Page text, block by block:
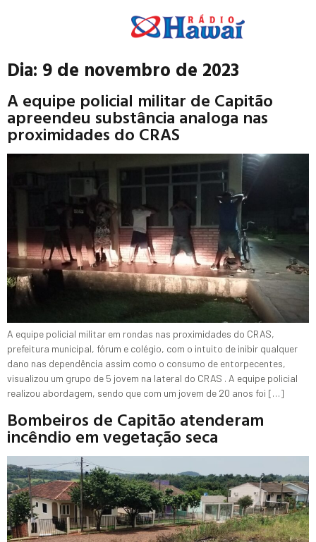
Dia: 9 de novembro de 2023
A equipe policial militar de Capitão
apreendeu substância analoga nas
proximidades do CRAS
A equipe policial militar em rondas nas proximidades do CRAS,
prefeitura municipal, fórum e colégio, com o intuito de inibir qualquer
dano nas dependência assim como o consumo de entorpecentes,
visualizou um grupo de 5 jovem na lateral do CRAS . A equipe policial
realizou abordagem, sendo que com um jovem de 20 anos foi […]
Bombeiros de Capitão atenderam
incêndio em vegetação seca